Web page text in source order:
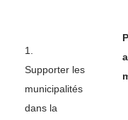
1.
Supporter les
municipalités
dans la